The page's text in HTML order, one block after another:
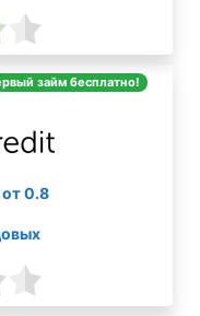
займ бесплатно!
0.8